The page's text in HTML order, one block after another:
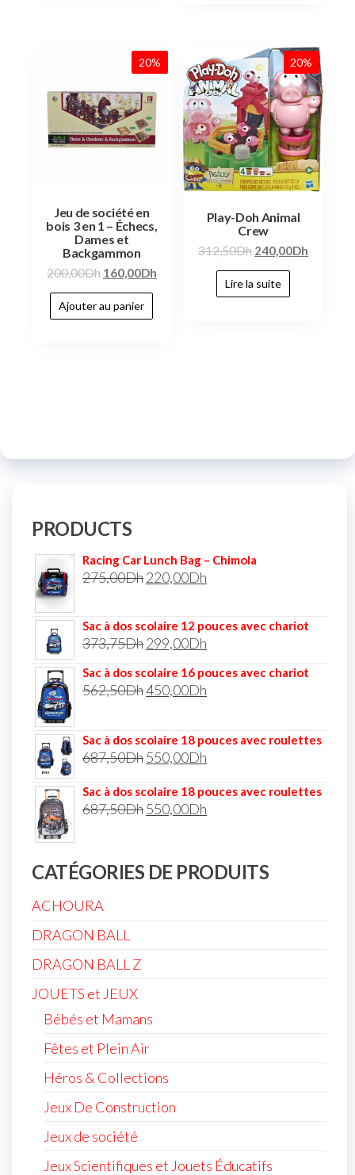
20%
Jeu de société en
bois 3 en 1 – Échecs,
Dames et
Backgammon
200,00Dh 160,00Dh
Ajouter au panier
20%
Play-Doh Animal
Crew
312,50Dh 240,00Dh
Lire la suite
PRODUCTS
Racing Car Lunch Bag – Chimola
275,00Dh220,00Dh
Sac à dos scolaire 12 pouces avec chariot
373,75Dh299,00Dh
Sac à dos scolaire 16 pouces avec chariot
562,50Dh450,00Dh
Sac à dos scolaire 18 pouces avec roulettes
687,50Dh550,00Dh
Sac à dos scolaire 18 pouces avec roulettes
687,50Dh550,00Dh
CATÉGORIES DE PRODUITS
ACHOURA
DRAGON BALL
DRAGON BALL Z
JOUETS et JEUX
Bébés et Mamans
Fêtes et Plein Air
Héros & Collections
Jeux De Construction
Jeux de société
Jeux Scientifiques et Jouets Éducatifs